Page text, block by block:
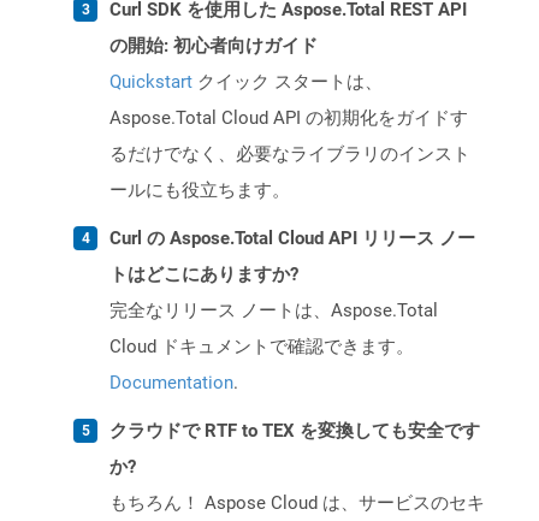
Curl SDK を使用した Aspose.Total REST API
の開始: 初心者向けガイド
Quickstart クイック スタートは、
Aspose.Total Cloud API の初期化をガイドす
るだけでなく、必要なライブラリのインスト
ールにも役立ちます。
Curl の Aspose.Total Cloud API リリース ノー
トはどこにありますか?
完全なリリース ノートは、Aspose.Total
Cloud ドキュメントで確認できます。
Documentation.
クラウドで RTF to TEX を変換しても安全です
か?
もちろん！ Aspose Cloud は、サービスのセキ